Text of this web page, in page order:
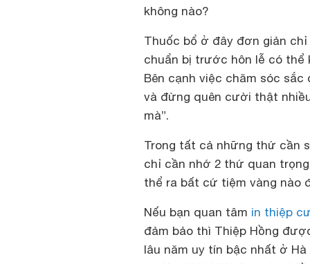
không nào?
Thuốc bổ ở đây đơn giản
chuẩn bị trước hôn lễ có thể
Bên cạnh việc chăm sóc
và đừng quên cười thật
mà”.
Trong tất cả những thứ cần
chỉ cần nhớ 2 thứ quan
thể ra bất cứ tiệm vàng nào
Nếu bạn quan tâm in thiệp
đảm bảo thì Thiệp Hồng
lâu năm uy tín bậc nhất ở